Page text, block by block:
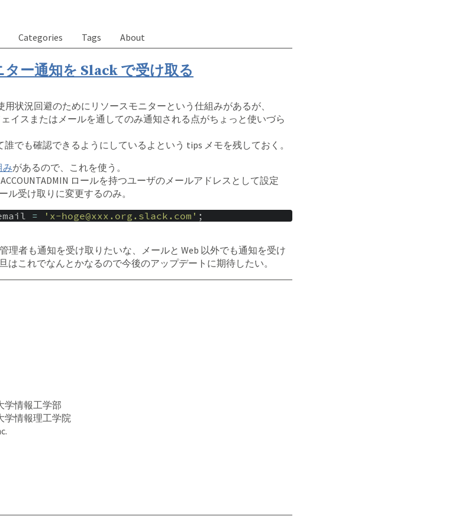
Categories Tags About
ー通知を Slack で受け取る
状況回避のためにリソースモニターという仕組みがあるが、
イスまたはメールを通してのみ通知される点がちょっと使いづら
でも確認できるようにしているよという tips メモを残しておく。
みがあるので、これを使う。
ロールを持つユーザのメールアドレスとして設定
ル受け取りに変更するのみ。
= 'x-hoge@xxx.org.slack.com' ;
理者も通知を受け取りたいな、メールと Web 以外でも通知を受け
これでなんとかなるので今後のアップデートに期待したい。
学情報工学部
学情報理工学院